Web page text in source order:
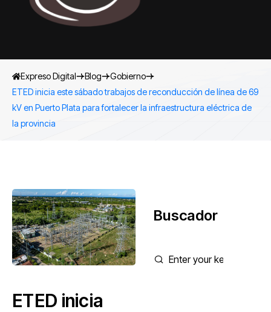
Expreso Digital Blog
Gobierno
ETED inicia este sábado trabajos de reconducción de línea de 69
kV en Puerto Plata para fortalecer la infraestructura eléctrica de
la provincia
ETED inicia
Buscador